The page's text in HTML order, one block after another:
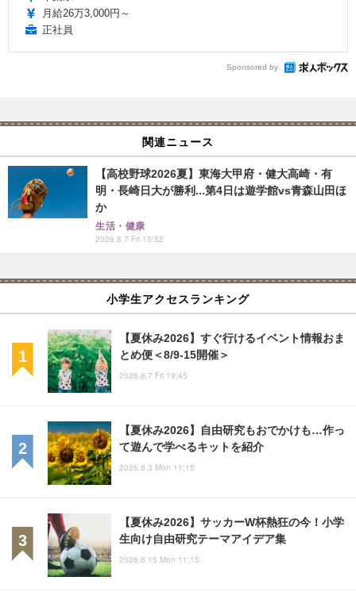
月給26万3,000円～
正社員
Sponsored by
関連ニュース
【高校野球2026夏】東海大甲府・健大高崎・有
明・長崎日大が勝利...第4日は遊学館vs青森山田ほ
か
生活・健康
2026.8.7 Fri 15:52
小学生アクセスランキング
【夏休み2026】すぐ行けるイベント情報おま
とめ便＜8/9-15開催＞
2026.8.7 Fri 19:45
【夏休み2026】自由研究もおでかけも…作っ
て遊んで学べるキットを紹介
2026.8.3 Mon 11:15
【夏休み2026】サッカーW杯熱狂の今！小学
生向け自由研究テーマアイデア集
2026.6.15 Mon 11:15